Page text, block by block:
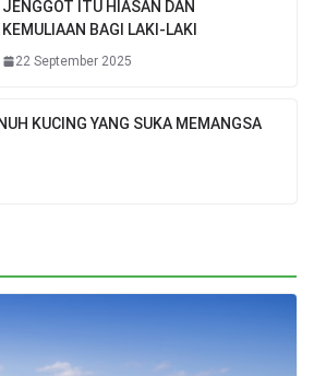
JENGGOT ITU HIASAN DAN
KEMULIAAN BAGI LAKI-LAKI
22 September 2025
KUCING YANG SUKA MEMANGSA